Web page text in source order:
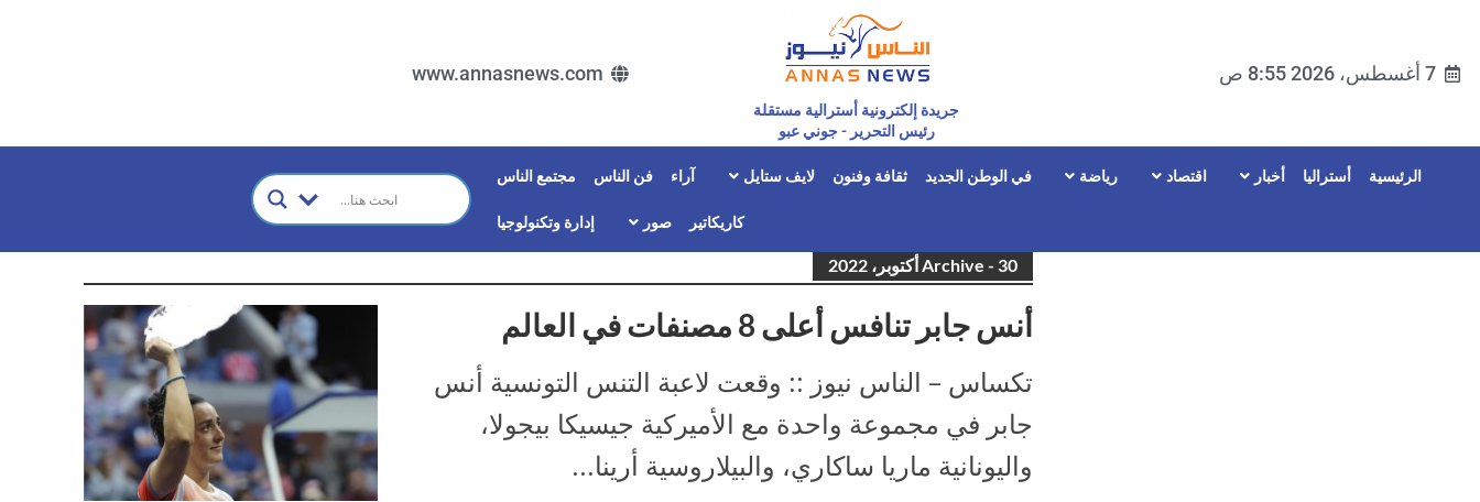
7 أغسطس، 2026 8:55 ص
جريدة إلكترونية أسترالية مستقلة
رئيس التحرير - جوني عبو
www.annasnews.com
الرئيسية أستراليا أخبار اقتصاد رياضة في الوطن الجديد ثقافة وفنون لايف ستايل آراء فن الناس مجتمع الناس
كاريكاتير صور إدارة وتكنولوجيا
Archive - 30 أكتوبر، 2022
أنس جابر تنافس أعلى 8 مصنفات في العالم
تكساس – الناس نيوز :: وقعت لاعبة التنس التونسية أنس
جابر في مجموعة واحدة مع الأميركية جيسيكا بيجولا،
واليونانية ماريا ساكاري، والبيلاروسية أرينا...